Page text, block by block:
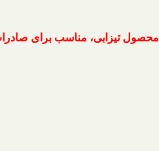
محصول تیزابی، مناسب برای